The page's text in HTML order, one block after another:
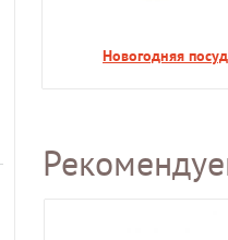
Новогодняя